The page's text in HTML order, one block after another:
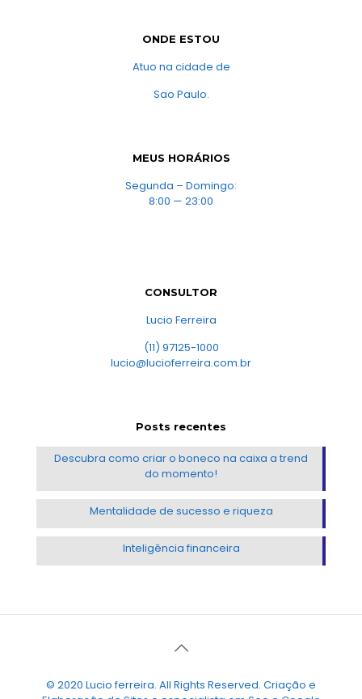
ONDE ESTOU
Atuo na cidade de
Sao Paulo.
MEUS HORÁRIOS
Segunda – Domingo:
8:00 — 23:00
CONSULTOR
Lucio Ferreira
(11) 97125-1000
lucio@lucioferreira.com.br
Posts recentes
Descubra como criar o boneco na caixa a trend
do momento!
Mentalidade de sucesso e riqueza
Inteligência financeira
© 2020 Lucio ferreira. All Rights Reserved. Criação e